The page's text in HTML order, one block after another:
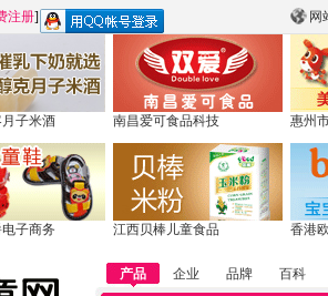
网
注册]
子米酒 南昌爱可食品科技 惠州
子商务 江西贝棒儿童食品 香港
产品 企业 品牌 百科